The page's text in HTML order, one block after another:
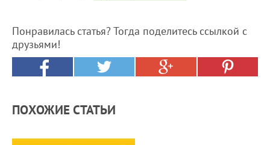
Понравилась статья? Тогда поделитесь ссылкой с
друзьями!
ПОХОЖИЕ СТАТЬИ